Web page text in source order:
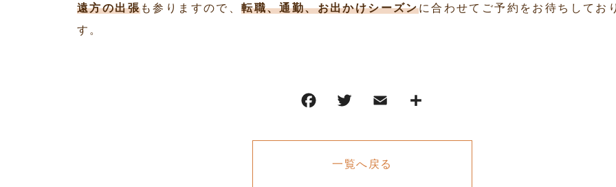
遠方の出張も参りますので、転職、通勤、お出かけシーズンに合わせてご予約をお待ちしてお
す。
一覧へ戻る